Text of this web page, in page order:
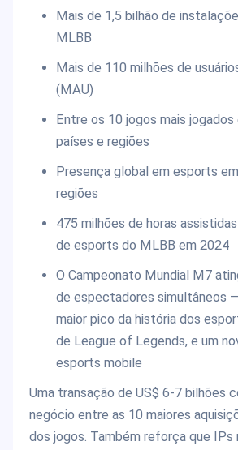
Mais de 1,5 bilhão de
MLBB
Mais de 110 milhões de
(MAU)
Entre os 10 jogos mais jogados
países e regiões
Presença global em esports
regiões
475 milhões de horas
de esports do MLBB em 2024
O Campeonato Mundial M7
de espectadores simultâneos
maior pico da história dos
de League of Legends, e um
esports mobile
Uma transação de US$ 6-7 bilhões
negócio entre as 10 maiores
dos jogos. Também reforça que IPs